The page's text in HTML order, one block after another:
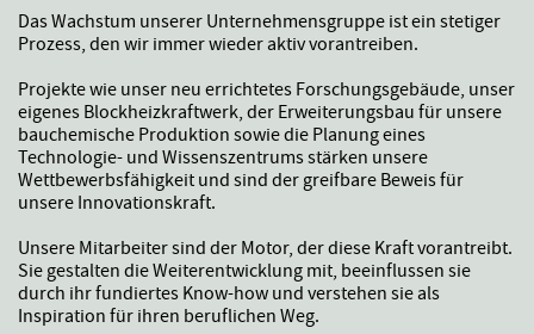
Das Wachstum unserer Unternehmensgruppe ist ein stetiger
Prozess, den wir immer wieder aktiv vorantreiben.
Projekte wie unser neu errichtetes Forschungsgebäude, unser
eigenes Blockheizkraftwerk, der Erweiterungsbau für unsere
bauchemische Produktion sowie die Planung eines
Technologie- und Wissenszentrums stärken unsere
Wettbewerbsfähigkeit und sind der greifbare Beweis für
unsere Innovationskraft.
Unsere Mitarbeiter sind der Motor, der diese Kraft vorantreibt.
Sie gestalten die Weiterentwicklung mit, beeinflussen sie
durch ihr fundiertes Know-how und verstehen sie als
Inspiration für ihren beruflichen Weg.